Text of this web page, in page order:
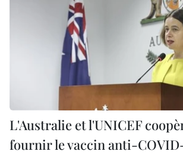
L'Australie et l'UNICEF
fournir le vaccin anti-